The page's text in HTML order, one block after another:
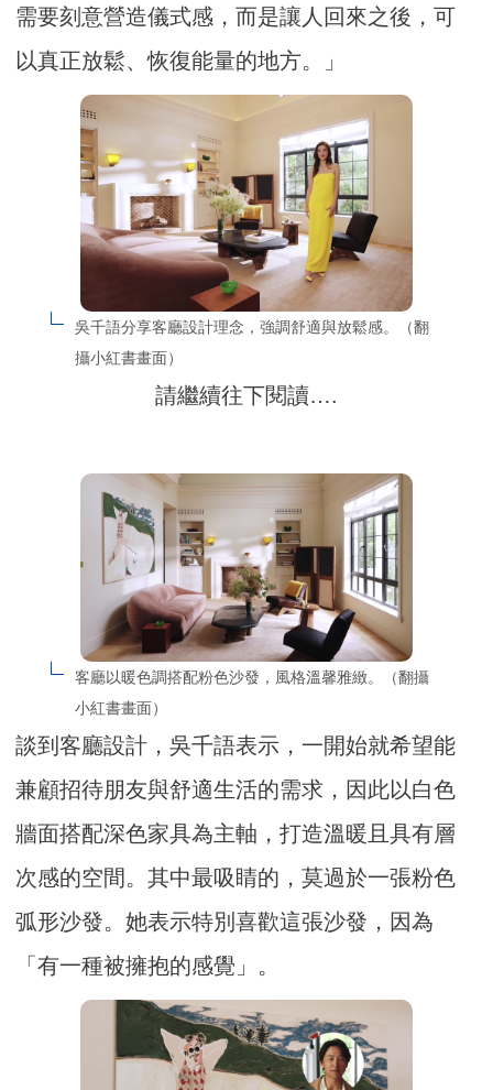
需要刻意營造儀式感，而是讓人回來之後，可
以真正放鬆、恢復能量的地方。」
吳千語分享客廳設計理念，強調舒適與放鬆感。（翻
攝小紅書畫面）
請繼續往下閱讀….
客廳以暖色調搭配粉色沙發，風格溫馨雅緻。（翻攝
小紅書畫面）
談到客廳設計，吳千語表示，一開始就希望能
兼顧招待朋友與舒適生活的需求，因此以白色
牆面搭配深色家具為主軸，打造溫暖且具有層
次感的空間。其中最吸睛的，莫過於一張粉色
弧形沙發。她表示特別喜歡這張沙發，因為
「有一種被擁抱的感覺」。